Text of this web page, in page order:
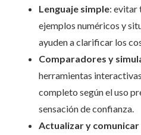
Lenguaje simple: evitar
ejemplos numéricos y
ayuden a clarificar los
Comparadores y
herramientas
completo según el uso
sensación de confianza.
Actualizar y comunicar